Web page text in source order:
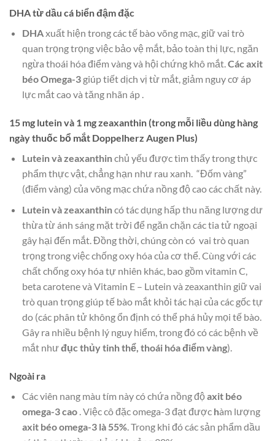
DHA từ dầu cá biển đậm đặc
DHAxuất hiện trong các tế bào võng mạc, giữ vai trò
quan trọng trọng việc bảo vệ mắt, bảo toàn thị lực, ngăn
ngừa thoái hóa điểm vàng và hội chứng khô mắt.Các axit
béo Omega-3giúp tiết dịch vị từ mắt, giảm nguy cơ áp
lực mắt cao và tăng nhãn áp .
15 mg lutein và 1 mg zeaxanthin (trong mỗi liều dùng hàng
ngày thuốc bổ mắt Doppelherz Augen Plus)
Lutein và zeaxanthinchủ yếu được tìm thấy trong thực
phẩm thực vật, chẳng hạn như rau xanh. “Đốm vàng”
(điểm vàng) của võng mạc chứa nồng độ cao các chất này.
Lutein và zeaxanthincó tác dụng hấp thu năng lượng dư
thừa từ ánh sáng mặt trời để ngăn chặn các tia tử ngoại
gây hại đến mắt. Đồng thời, chúng còn có vai trò quan
trọng trong việc chống oxy hóa của cơ thể. Cùng với các
chất chống oxy hóa tự nhiên khác, bao gồm vitamin C,
beta carotene và Vitamin E – Lutein và zeaxanthin giữ vai
trò quan trọng giúp tế bào mắt khỏi tác hại của các gốc tự
do (các phân tử không ổn định có thể phá hủy mọi tế bào.
Gây ra nhiều bệnh lý nguy hiểm, trong đó có các bệnh về
mắt nhưđục thủy tinh thể, thoái hóa điểm vàng).
Ngoài ra
Các viên nang màu tím này có chứa nồng độaxit béo
omega-3 cao. Việc cô đặc omega-3 đạt được hàm lượng
axit béo omega-3 là 55%. Trong khi đó các sản phẩm dầu